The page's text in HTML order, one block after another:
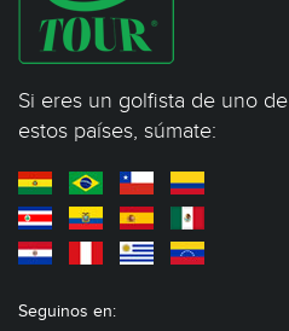
Si eres un golfista de uno de
estos países, súmate:
Seguinos en: